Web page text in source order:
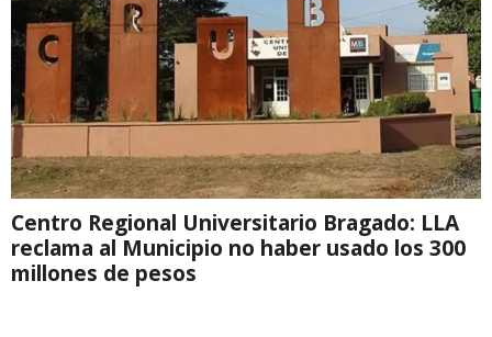
Centro Regional Universitario Bragado: LLA
reclama al Municipio no haber usado los 300
millones de pesos